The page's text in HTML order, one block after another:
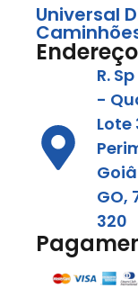
Universal
R.
-
Lote
GO,
320